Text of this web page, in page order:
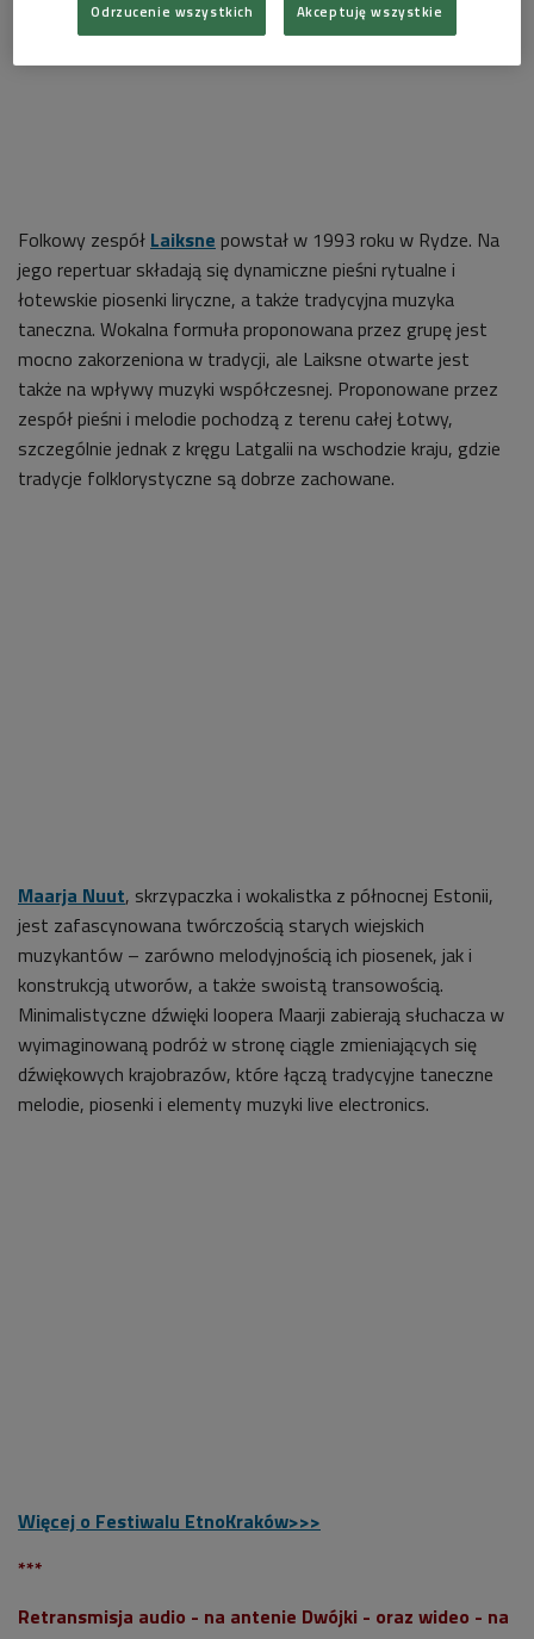
Folkowy zespół Laiksne powstał w 1993 roku w Rydze. Na
jego repertuar składają się dynamiczne pieśni rytualne i
łotewskie piosenki liryczne, a także tradycyjna muzyka
taneczna. Wokalna formuła proponowana przez grupę jest
mocno zakorzeniona w tradycji, ale Laiksne otwarte jest
także na wpływy muzyki współczesnej. Proponowane przez
zespół pieśni i melodie pochodzą z terenu całej Łotwy,
szczególnie jednak z kręgu Latgalii na wschodzie kraju, gdzie
tradycje folklorystyczne są dobrze zachowane.
Maarja Nuut, skrzypaczka i wokalistka z północnej Estonii,
jest zafascynowana twórczością starych wiejskich
muzykantów – zarówno melodyjnością ich piosenek, jak i
konstrukcją utworów, a także swoistą transowością.
Minimalistyczne dźwięki loopera Maarji zabierają słuchacza w
wyimaginowaną podróż w stronę ciągle zmieniających się
dźwiękowych krajobrazów, które łączą tradycyjne taneczne
melodie, piosenki i elementy muzyki live electronics.
Więcej o Festiwalu EtnoKraków>>>
***
Retransmisja audio - na antenie Dwójki - oraz wideo - na
Odrzucenie wszystkich Akceptuję wszystkie